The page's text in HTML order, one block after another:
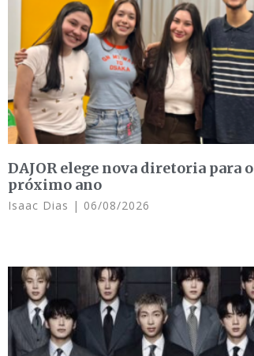
DAJOR elege nova diretoria para o
próximo ano
Isaac Dias 06/08/2026